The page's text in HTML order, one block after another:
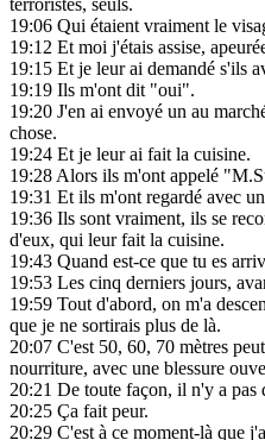
terroristes, seuls.
19:06 Qui étaient vraiment le
19:12 Et moi j'étais assise,
19:15 Et je leur ai demandé s'ils
19:19 Ils m'ont dit "oui".
19:20 J'en ai envoyé un au
chose.
19:24 Et je leur ai fait la cuisine.
19:28Alors ils m'ont appelé
19:31 Et ils m'ont regardé avec
19:36 Ils sont vraiment, ils se
d'eux, qui leur fait la cuisine.
19:43 Quand est-ce que tu es
19:53 Les cinq derniers jours,
19:59 Tout d'abord, on m'a
que je ne sortirais plus de là.
20:07 C'est 50, 60, 70 mètres
nourriture, avec une blessure
20:21 De toute façon, il n'y a pas
20:25 Ça fait peur.
20:29 C'est à ce moment-là que